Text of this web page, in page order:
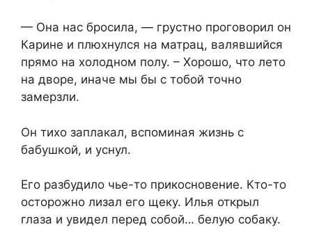
— Она нас бросила, — грустно проговорил он
Карине и плюхнулся на матрац, валявшийся
прямо на холодном полу. – Хорошо, что лето
на дворе, иначе мы бы с тобой точно
замерзли.
Он тихо заплакал, вспоминая жизнь с
бабушкой, и уснул.
Его разбудило чье-то прикосновение. Кто-то
осторожно лизал его щеку. Илья открыл
глаза и увидел перед собой… белую собаку.